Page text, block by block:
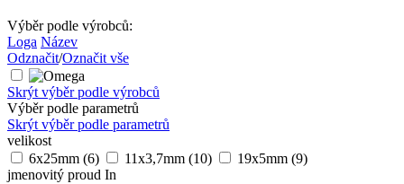
Výběr podle výrobců:
Loga Název
Odznačit/Označit vše
Skrýt výběr podle výrobců
Výběr podle parametrů
Skrýt výběr podle parametrů
velikost
6x25mm (6) 11x3,7mm (10) 19x5mm (9)
jmenovitý proud In